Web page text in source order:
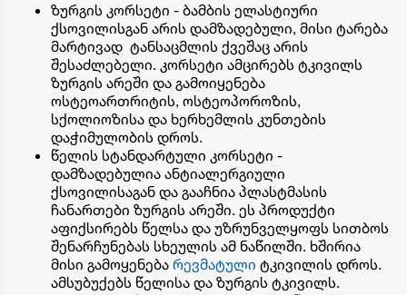
ზურგის კორსეტი - ბამბის ელასტიური
ქსოვილისგან არის დამზადებული, მისი ტარება
მარტივად ტანსაცმლის ქვეშაც არის
შესაძლებელი. კორსეტი ამცირებს ტკივილს
ზურგის არეში და გამოიყენება
ოსტეოართრიტის, ოსტეოპოროზის,
სქოლიოზისა და ხერხემლის კუნთების
დაჭიმულობის დროს.
წელის სტანდარტული კორსეტი -
დამზადებულია ანტიალერგიული
ქსოვილისაგან და გააჩნია პლასტმასის
ჩანართები ზურგის არეში. ეს პროდუქტი
აფიქსირებს წელსა და უზრუნველყოფს სითბოს
შენარჩუნებას სხეულის ამ ნაწილში. ხშირია
მისი გამოყენება რევმატული ტკივილის დროს.
ამსუბუქებს წელისა და ზურგის ტკივილს.